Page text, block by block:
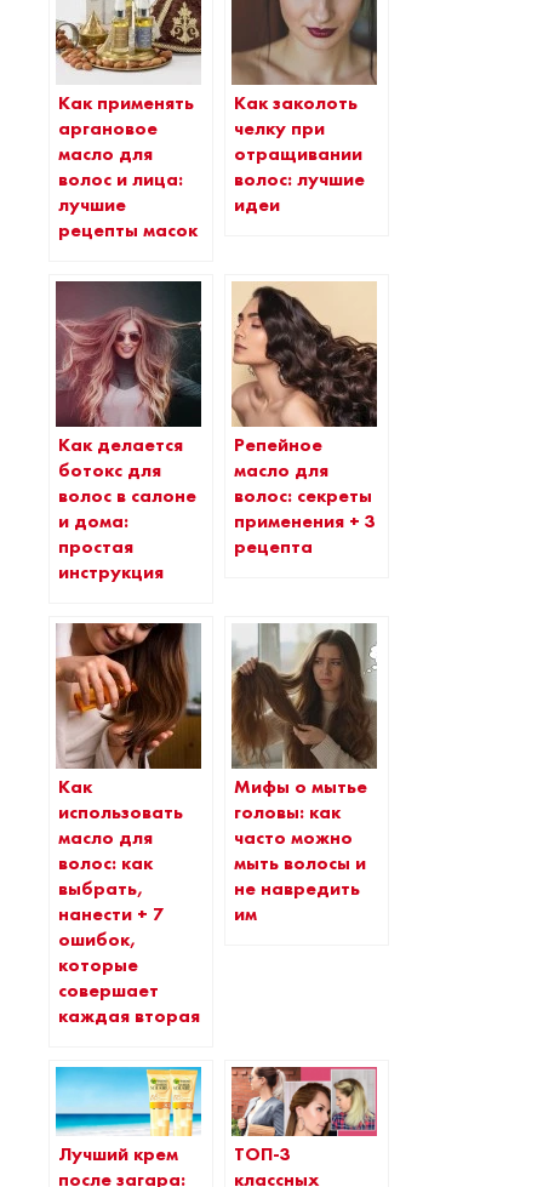
Как применять
аргановое
масло для
волос и лица:
лучшие
рецепты масок
Как заколоть
челку при
отращивании
волос: лучшие
идеи
Как делается
ботокс для
волос в салоне
и дома:
простая
инструкция
Репейное
масло для
волос: секреты
применения + 3
рецепта
Как
использовать
масло для
волос: как
выбрать,
нанести + 7
ошибок,
которые
совершает
каждая вторая
Мифы о мытье
головы: как
часто можно
мыть волосы и
не навредить
им
Лучший крем
после загара:
ТОП-3
классных